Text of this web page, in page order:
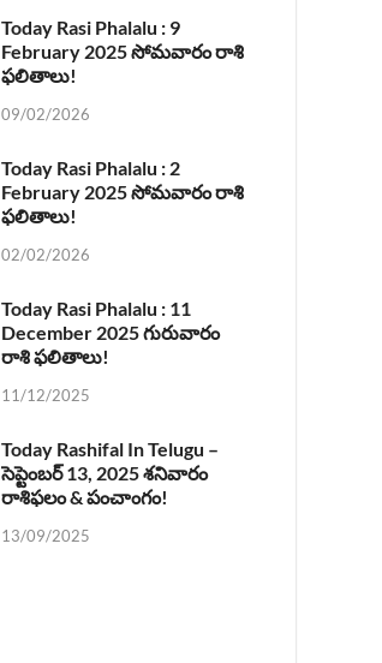
Today Rasi Phalalu : 9
February 2025 సోమవారం రాశి
ఫలితాలు!
09/02/2026
Today Rasi Phalalu : 2
February 2025 సోమవారం రాశి
ఫలితాలు!
02/02/2026
Today Rasi Phalalu : 11
December 2025 గురువారం
రాశి ఫలితాలు!
11/12/2025
Today Rashifal In Telugu –
సెప్టెంబర్ 13, 2025 శనివారం
రాశిఫలం & పంచాంగం!
13/09/2025